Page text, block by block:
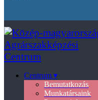
Centrum ▾
Bemutatkozás
Munkatársaink